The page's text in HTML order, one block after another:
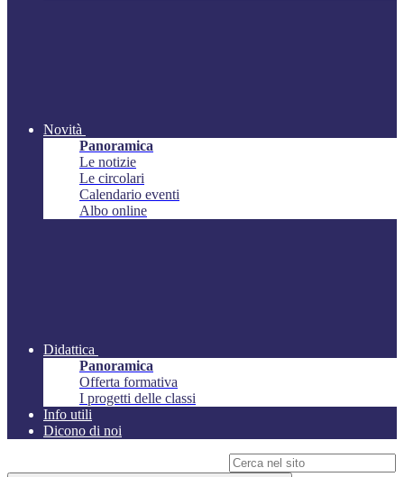
Novità
Panoramica
Le notizie
Le circolari
Calendario eventi
Albo online
Didattica
Panoramica
Offerta formativa
I progetti delle classi
Info utili
Dicono di noi